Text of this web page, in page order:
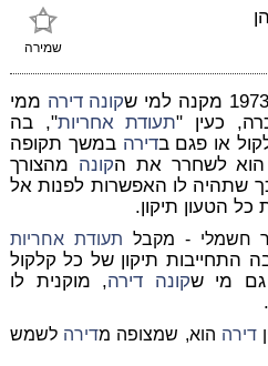
שמירה
קונה דירה ממי
כעין "תעודת אחריות", בה
או פגם בדירה במשך תקופה
הוא לשחרר את הקונה מהצורך
שתהיה לו האפשרות לפנות אל
הטעון תיקון.
חשמלי - מקבל תעודתאחריות
התחייבות תיקון של כל קלקול
גם מי שקונה דירה, מוקנית לו
דירה הוא, שמצופה מדירה לשמש